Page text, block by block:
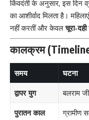
किंवदंती के अनुसार, इस दिन
का आशीर्वाद मिलता है।
नहीं करतीं और केवलचूरा-दही
कालक्रम
समय घटना
द्वापर युग बलराम
पुरातन काल ग्रामीण